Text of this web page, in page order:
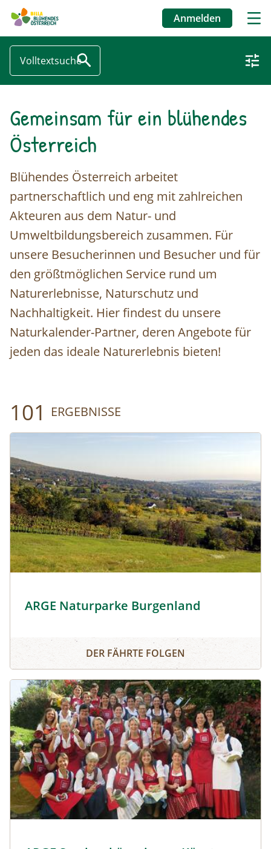
Direkt
Benutzermenü
Anmelden
Gemeinsam für ein blühendes
Österreich
Blühendes Österreich arbeitet
partnerschaftlich und eng mit zahlreichen
Akteuren aus dem Natur- und
Umweltbildungsbereich zusammen. Für
unsere Besucherinnen und Besucher und für
den größtmöglichen Service rund um
Naturerlebnisse, Naturschutz und
Nachhaltigkeit. Hier findest du unsere
Naturkalender-Partner, deren Angebote für
jeden das ideale Naturerlebnis bieten!
101 ERGEBNISSE
ARGE Naturparke Burgenland
ARGE Naturparke Burgenland
DER FÄHRTE FOLGEN